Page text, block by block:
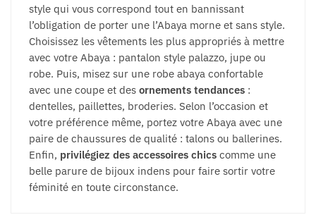
style qui vous correspond tout en bannissant
l’obligation de porter une l’Abaya morne et sans style.
Choisissez les vêtements les plus appropriés à mettre
avec votre Abaya : pantalon style palazzo, jupe ou
robe. Puis, misez sur une robe abaya confortable
avec une coupe et des ornements tendances :
dentelles, paillettes, broderies. Selon l’occasion et
votre préférence même, portez votre Abaya avec une
paire de chaussures de qualité : talons ou ballerines.
Enfin, privilégiez des accessoires chics comme une
belle parure de bijoux indens pour faire sortir votre
féminité en toute circonstance.